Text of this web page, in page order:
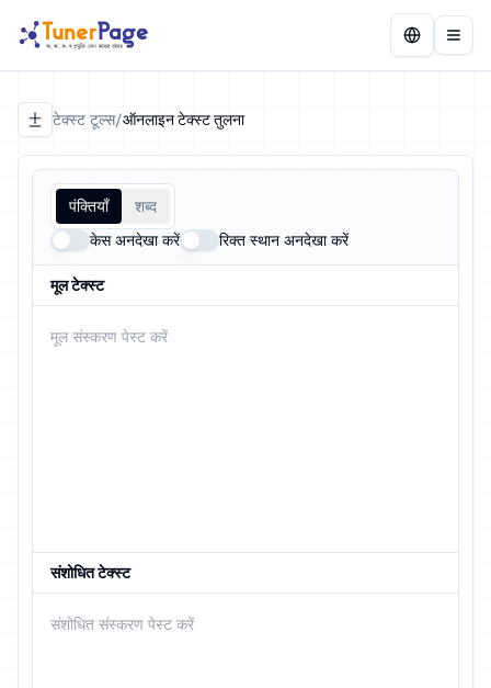
टेक्स्ट टूल्स/ऑनलाइन टेक्स्ट तुलना
पंक्तियाँ
शब्द
केस अनदेखा करें
रिक्त स्थान अनदेखा करें
मूल टेक्स्ट
संशोधित टेक्स्ट